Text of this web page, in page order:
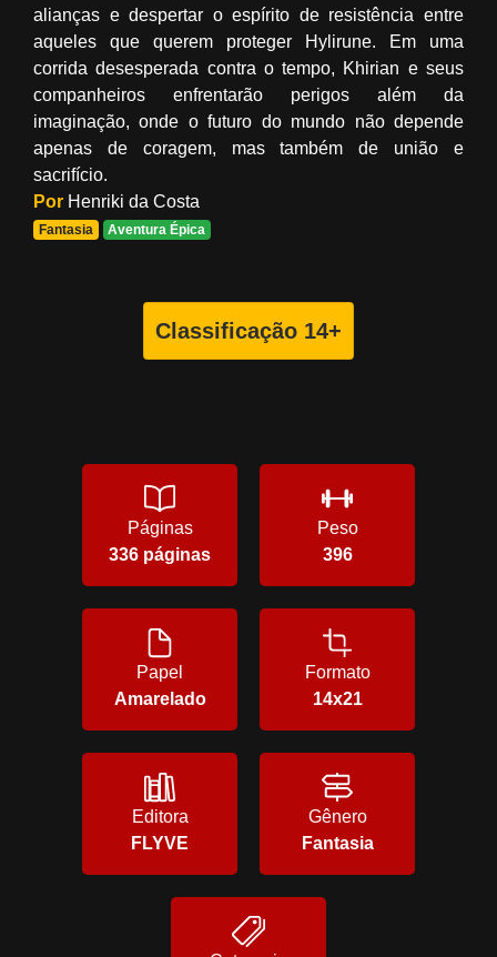
alianças e despertar o espírito de resistência entre
aqueles que querem proteger Hylirune. Em uma
corrida desesperada contra o tempo, Khirian e seus
companheiros enfrentarão perigos além da
imaginação, onde o futuro do mundo não depende
apenas de coragem, mas também de união e
sacrifício.
Por Henriki da Costa
Fantasia Aventura Épica
Classificação 14+
Páginas
336 páginas
Peso
396
Papel
Amarelado
Formato
14x21
Editora
FLYVE
Gênero
Fantasia